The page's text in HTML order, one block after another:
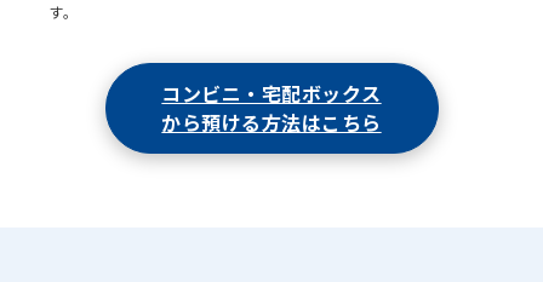
す。
コンビニ・宅配ボックス
から預ける方法はこちら